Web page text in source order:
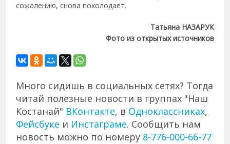
сожалению, снова похолодает.
Татьяна НАЗАРУК
Фото из открытых источников
Много сидишь в социальных сетях? Тогда
читай полезные новости в группах "Наш
Костанай" ВКонтакте, в Одноклассниках,
Фейсбуке и Инстаграме. Сообщить нам
новость можно по номеру 8-776-000-66-77